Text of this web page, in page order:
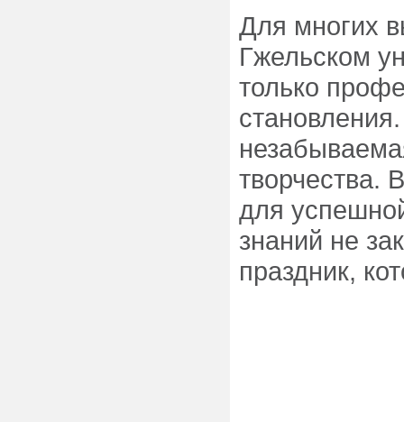
Для многих
Гжельском
только
творчества.
для
знаний не
праздник,